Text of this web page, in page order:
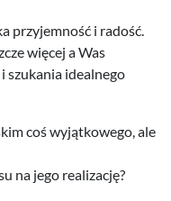
przyjemność i radość.
więcej a Was
szukania idealnego
coś wyjątkowego, ale
na jego realizację?